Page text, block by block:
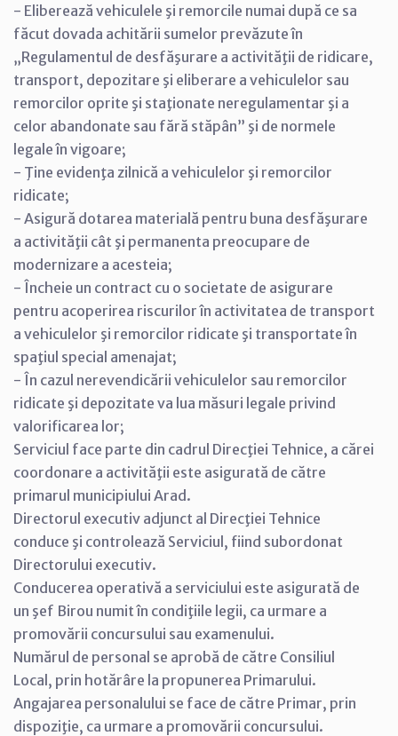
- Eliberează vehiculele şi remorcile numai după ce sa
făcut dovada achitării sumelor prevăzute în
„Regulamentul de desfăşurare a activităţii de ridicare,
transport, depozitare şi eliberare a vehiculelor sau
remorcilor oprite şi staţionate neregulamentar şi a
celor abandonate sau fără stăpân” şi de normele
legale în vigoare;
- Ţine evidenţa zilnică a vehiculelor şi remorcilor
ridicate;
- Asigură dotarea materială pentru buna desfăşurare
a activităţii cât şi permanenta preocupare de
modernizare a acesteia;
- Încheie un contract cu o societate de asigurare
pentru acoperirea riscurilor în activitatea de transport
a vehiculelor şi remorcilor ridicate şi transportate în
spaţiul special amenajat;
- În cazul nerevendicării vehiculelor sau remorcilor
ridicate şi depozitate va lua măsuri legale privind
valorificarea lor;
Serviciul face parte din cadrul Direcţiei Tehnice, a cărei
coordonare a activităţii este asigurată de către
primarul municipiului Arad.
Directorul executiv adjunct al Direcţiei Tehnice
conduce şi controlează Serviciul, fiind subordonat
Directorului executiv.
Conducerea operativă a serviciului este asigurată de
un şef Birou numit în condiţiile legii, ca urmare a
promovării concursului sau examenului.
Numărul de personal se aprobă de către Consiliul
Local, prin hotărâre la propunerea Primarului.
Angajarea personalului se face de către Primar, prin
dispoziţie, ca urmare a promovării concursului.